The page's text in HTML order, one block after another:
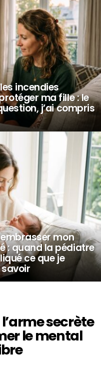
incendies
ma fille : le
j’ai compris
mon
: quand la pédiatre
ce que je
savoir
secrète
le mental